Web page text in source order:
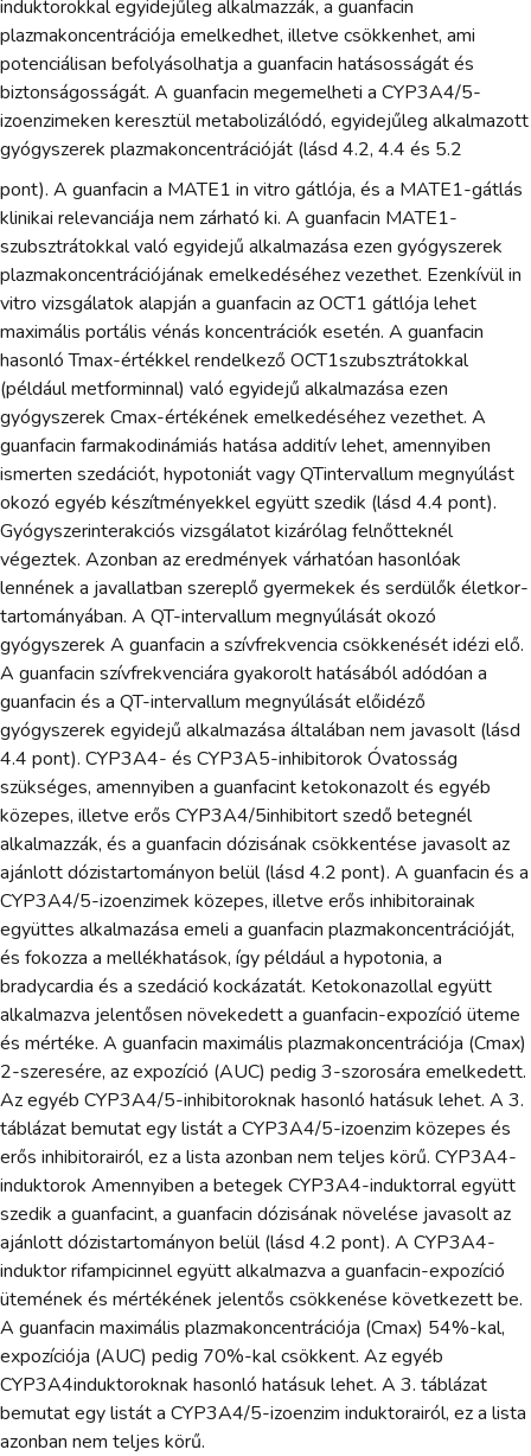
induktorokkal egyidejűleg alkalmazzák, a guanfacin
plazmakoncentrációja emelkedhet, illetve csökkenhet, ami
potenciálisan befolyásolhatja a guanfacin hatásosságát és
biztonságosságát. A guanfacin megemelheti a CYP3A4/5-
izoenzimeken keresztül metabolizálódó, egyidejűleg alkalmazott
gyógyszerek plazmakoncentrációját (lásd 4.2, 4.4 és 5.2
pont). A guanfacin a MATE1 in vitro gátlója, és a MATE1-gátlás
klinikai relevanciája nem zárható ki. A guanfacin MATE1-
szubsztrátokkal való egyidejű alkalmazása ezen gyógyszerek
plazmakoncentrációjának emelkedéséhez vezethet. Ezenkívül in
vitro vizsgálatok alapján a guanfacin az OCT1 gátlója lehet
maximális portális vénás koncentrációk esetén. A guanfacin
hasonló Tmax-értékkel rendelkező OCT1szubsztrátokkal
(például metforminnal) való egyidejű alkalmazása ezen
gyógyszerek Cmax-értékének emelkedéséhez vezethet. A
guanfacin farmakodinámiás hatása additív lehet, amennyiben
ismerten szedációt, hypotoniát vagy QTintervallum megnyúlást
okozó egyéb készítményekkel együtt szedik (lásd 4.4 pont).
Gyógyszerinterakciós vizsgálatot kizárólag felnőtteknél
végeztek. Azonban az eredmények várhatóan hasonlóak
lennének a javallatban szereplő gyermekek és serdülők életkor-
tartományában. A QT-intervallum megnyúlását okozó
gyógyszerek A guanfacin a szívfrekvencia csökkenését idézi elő.
A guanfacin szívfrekvenciára gyakorolt hatásából adódóan a
guanfacin és a QT-intervallum megnyúlását előidéző
gyógyszerek egyidejű alkalmazása általában nem javasolt (lásd
4.4 pont). CYP3A4- és CYP3A5-inhibitorok Óvatosság
szükséges, amennyiben a guanfacint ketokonazolt és egyéb
közepes, illetve erős CYP3A4/5inhibitort szedő betegnél
alkalmazzák, és a guanfacin dózisának csökkentése javasolt az
ajánlott dózistartományon belül (lásd 4.2 pont). A guanfacin és a
CYP3A4/5-izoenzimek közepes, illetve erős inhibitorainak
együttes alkalmazása emeli a guanfacin plazmakoncentrációját,
és fokozza a mellékhatások, így például a hypotonia, a
bradycardia és a szedáció kockázatát. Ketokonazollal együtt
alkalmazva jelentősen növekedett a guanfacin-expozíció üteme
és mértéke. A guanfacin maximális plazmakoncentrációja (Cmax)
2-szeresére, az expozíció (AUC) pedig 3-szorosára emelkedett.
Az egyéb CYP3A4/5-inhibitoroknak hasonló hatásuk lehet. A 3.
táblázat bemutat egy listát a CYP3A4/5-izoenzim közepes és
erős inhibitorairól, ez a lista azonban nem teljes körű. CYP3A4-
induktorok Amennyiben a betegek CYP3A4-induktorral együtt
szedik a guanfacint, a guanfacin dózisának növelése javasolt az
ajánlott dózistartományon belül (lásd 4.2 pont). A CYP3A4-
induktor rifampicinnel együtt alkalmazva a guanfacin-expozíció
ütemének és mértékének jelentős csökkenése következett be.
A guanfacin maximális plazmakoncentrációja (Cmax) 54%-kal,
expozíciója (AUC) pedig 70%-kal csökkent. Az egyéb
CYP3A4induktoroknak hasonló hatásuk lehet. A 3. táblázat
bemutat egy listát a CYP3A4/5-izoenzim induktorairól, ez a lista
azonban nem teljes körű.